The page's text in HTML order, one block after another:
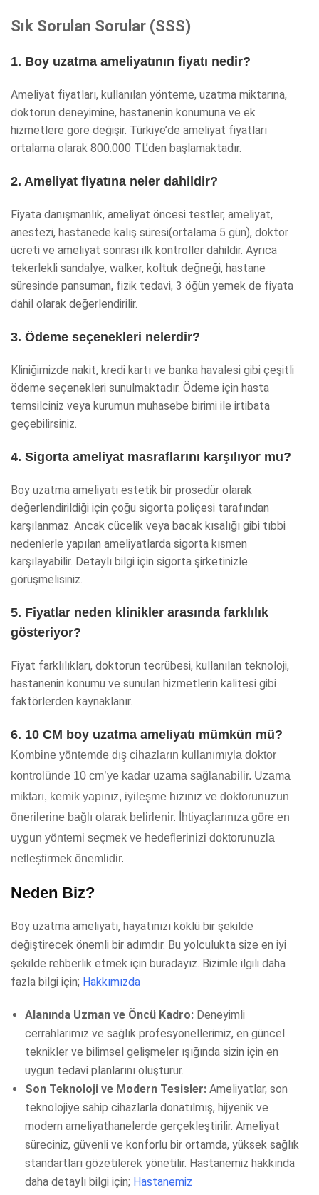
Sık Sorulan Sorular (SSS)
1. Boy uzatma ameliyatının fiyatı nedir?
Ameliyat fiyatları, kullanılan yönteme, uzatma miktarına,
doktorun deneyimine, hastanenin konumuna ve ek
hizmetlere göre değişir. Türkiye’de ameliyat fiyatları
ortalama olarak 800.000 TL’den başlamaktadır.
2. Ameliyat fiyatına neler dahildir?
Fiyata danışmanlık, ameliyat öncesi testler, ameliyat,
anestezi, hastanede kalış süresi(ortalama 5 gün), doktor
ücreti ve ameliyat sonrası ilk kontroller dahildir. Ayrıca
tekerlekli sandalye, walker, koltuk değneği, hastane
süresinde pansuman, fizik tedavi, 3 öğün yemek de fiyata
dahil olarak değerlendirilir.
3. Ödeme seçenekleri nelerdir?
Kliniğimizde nakit, kredi kartı ve banka havalesi gibi çeşitli
ödeme seçenekleri sunulmaktadır. Ödeme için hasta
temsilciniz veya kurumun muhasebe birimi ile irtibata
geçebilirsiniz.
4. Sigorta ameliyat masraflarını karşılıyor mu?
Boy uzatma ameliyatı estetik bir prosedür olarak
değerlendirildiği için çoğu sigorta poliçesi tarafından
karşılanmaz. Ancak cücelik veya bacak kısalığı gibi tıbbi
nedenlerle yapılan ameliyatlarda sigorta kısmen
karşılayabilir. Detaylı bilgi için sigorta şirketinizle
görüşmelisiniz.
5. Fiyatlar neden klinikler arasında farklılık
gösteriyor?
Fiyat farklılıkları, doktorun tecrübesi, kullanılan teknoloji,
hastanenin konumu ve sunulan hizmetlerin kalitesi gibi
faktörlerden kaynaklanır.
6. 10 CM boy uzatma ameliyatı mümkün mü?
Kombine yöntemde dış cihazların kullanımıyla doktor
kontrolünde 10 cm’ye kadar uzama sağlanabilir. Uzama
miktarı, kemik yapınız, iyileşme hızınız ve doktorunuzun
önerilerine bağlı olarak belirlenir. İhtiyaçlarınıza göre en
uygun yöntemi seçmek ve hedeflerinizi doktorunuzla
netleştirmek önemlidir.
Neden Biz?
Boy uzatma ameliyatı, hayatınızı köklü bir şekilde
değiştirecek önemli bir adımdır. Bu yolculukta size en iyi
şekilde rehberlik etmek için buradayız. Bizimle ilgili daha
fazla bilgi için; Hakkımızda
Alanında Uzman ve Öncü Kadro: Deneyimli
cerrahlarımız ve sağlık profesyonellerimiz, en güncel
teknikler ve bilimsel gelişmeler ışığında sizin için en
uygun tedavi planlarını oluşturur.
Son Teknoloji ve Modern Tesisler: Ameliyatlar, son
teknolojiye sahip cihazlarla donatılmış, hijyenik ve
modern ameliyathanelerde gerçekleştirilir. Ameliyat
süreciniz, güvenli ve konforlu bir ortamda, yüksek sağlık
standartları gözetilerek yönetilir. Hastanemiz hakkında
daha detaylı bilgi için; Hastanemiz